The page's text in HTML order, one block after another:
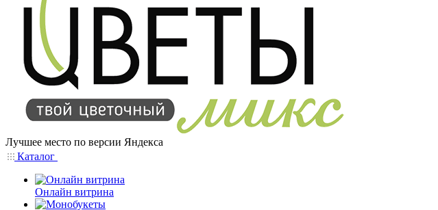
Лучшее место по версии Яндекса
Каталог
Онлайн витрина